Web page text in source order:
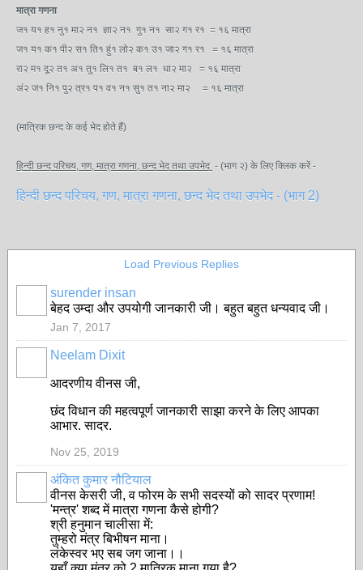
मात्रा गणना
ज१ य१ ह१ नु१ मा२ न१ ज्ञा२ न१ गु१ न१ सा२ ग१ र१ = १६ मात्रा
ज१ य१ क१ पी२ स१ ति१ हुं१ लो२ क१ उ१ जा२ ग१ र१ = १६ मात्रा
रा२ म१ दू२ त१ अ१ तु१ लि१ त१ ब१ ल१ धा२ मा२ = १६ मात्रा
अं२ ज१ नि१ पु२ त्र१ प१ व१ न१ सु१ त१ ना२ मा२ = १६ मात्रा
(मात्रिक छन्द के कई भेद होते हैं)
हिन्दी छन्द परिचय, गण, मात्रा गणना, छन्द भेद तथा उपभेद - (भाग २) के लिए क्लिक करें -
हिन्दी छन्द परिचय, गण, मात्रा गणना, छन्द भेद तथा उपभेद - (भाग 2)
Load Previous Replies
surender insan
बेहद उम्दा और उपयोगी जानकारी जी। बहुत बहुत धन्यवाद जी।
Jan 7, 2017
Neelam Dixit
आदरणीय वीनस जी,
छंद विधान की महत्वपूर्ण जानकारी साझा करने के लिए आपका
आभार. सादर.
Nov 25, 2019
अंकित कुमार नौटियाल
वीनस केसरी जी, व फोरम के सभी सदस्यों को सादर प्रणाम!
'मन्त्र' शब्द में मात्रा गणना कैसे होगी?
श्री हनुमान चालीसा में:
तुम्हरो मंत्र बिभीषन माना।
लंकेस्वर भए सब जग जाना।।